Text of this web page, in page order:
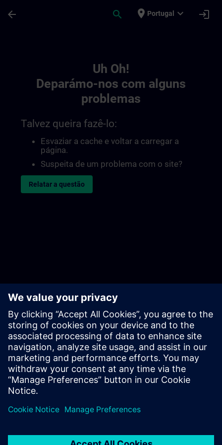
arrow_back search place Portugal expand_more login
Uh Oh!
Deparámo-nos com alguns
problemas
Talvez queira fazê-lo:
Esvaziar a cache e voltar a carregar a
página.
Suspeita de um problema com o site?
Relatar a questão